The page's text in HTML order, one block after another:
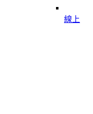
線上